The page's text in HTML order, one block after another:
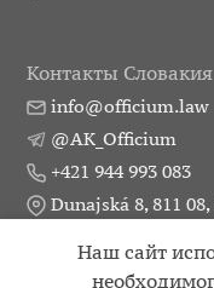
Контакты Словакия
info@officium.law
@AK_Officium
+421 944 993 083
Dunajská 8, 811
Практики
Наш сайт